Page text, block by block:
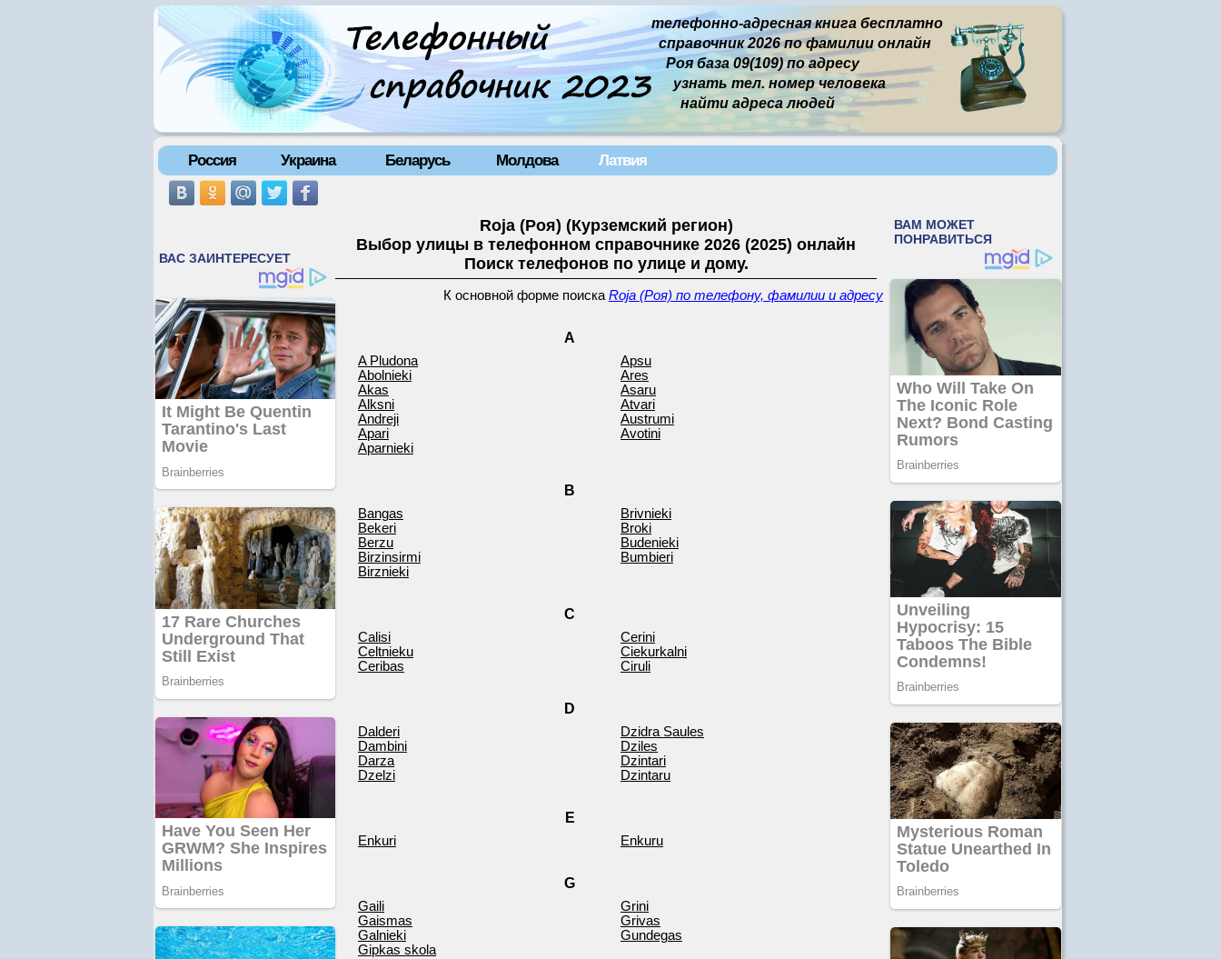
телефонно-адресная книга бесплатно
справочник 2026 по фамилии онлайн
Роя база 09(109) по адресу
узнать тел. номер человека
найти адреса людей
Россия Украина Беларусь Молдова Латвия
Roja (Роя) (Курземский регион)
Выбор улицы в телефонном справочнике 2026 (2025) онлайн
Поиск телефонов по улице и дому.
К основной форме поиска Roja (Роя) по телефону, фамилии и адресу
A
A Pludona
Abolnieki
Akas
Alksni
Andreji
Apari
Aparnieki
Apsu
Ares
Asaru
Atvari
Austrumi
Avotini
B
Bangas
Bekeri
Berzu
Birzinsirmi
Birznieki
Brivnieki
Broki
Budenieki
Bumbieri
C
Calisi
Celtnieku
Ceribas
Cerini
Ciekurkalni
Ciruli
D
Dalderi
Dambini
Darza
Dzelzi
Dzidra Saules
Dziles
Dzintari
Dzintaru
E
Enkuri Enkuru
G
Gaili
Gaismas
Galnieki
Gipkas skola
Grini
Grivas
Gundegas